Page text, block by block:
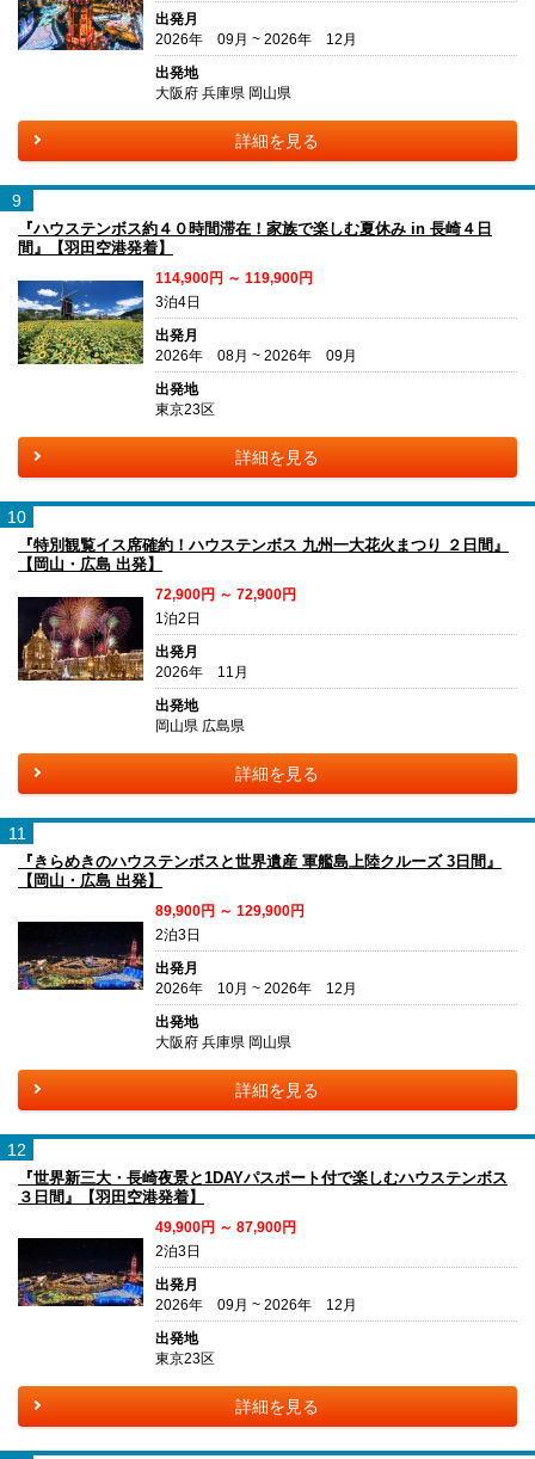
出発月
2026年 09月 ~ 2026年 12月
出発地
大阪府 兵庫県 岡山県
詳細を見る
9
『ハウステンボス約４０時間滞在！家族で楽しむ夏休み in 長崎４日
間』【羽田空港発着】
114,900円 ～ 119,900円
3泊4日
出発月
2026年 08月 ~ 2026年 09月
出発地
東京23区
詳細を見る
10
『特別観覧イス席確約！ハウステンボス 九州一大花火まつり ２日間』
【岡山・広島 出発】
72,900円 ～ 72,900円
1泊2日
出発月
2026年 11月
出発地
岡山県 広島県
詳細を見る
11
『きらめきのハウステンボスと世界遺産 軍艦島上陸クルーズ 3日間』
【岡山・広島 出発】
89,900円 ～ 129,900円
2泊3日
出発月
2026年 10月 ~ 2026年 12月
出発地
大阪府 兵庫県 岡山県
詳細を見る
12
『世界新三大・長崎夜景と1DAYパスポート付で楽しむハウステンボス
３日間』【羽田空港発着】
49,900円 ～ 87,900円
2泊3日
出発月
2026年 09月 ~ 2026年 12月
出発地
東京23区
詳細を見る